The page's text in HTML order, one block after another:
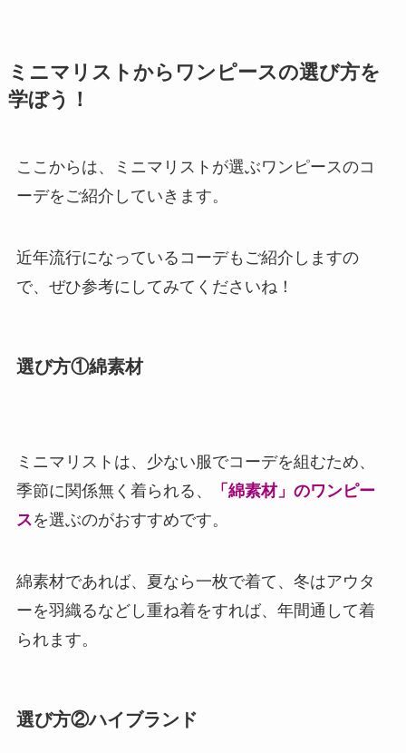
ミニマリストからワンピースの選び方を
学ぼう！
ここからは、ミニマリストが選ぶワンピースのコ
ーデをご紹介していきます。
近年流行になっているコーデもご紹介しますの
で、ぜひ参考にしてみてくださいね！
選び方①綿素材
ミニマリストは、少ない服でコーデを組むため、
季節に関係無く着られる、
「綿素材」のワンピー
スを選ぶのがおすすめです。
綿素材であれば、夏なら一枚で着て、冬はアウタ
ーを羽織るなどし重ね着をすれば、年間通して着
られます。
選び方②ハイブランド